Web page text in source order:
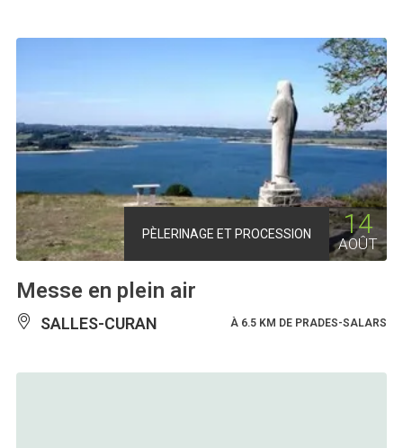
PÈLERINAGE ET PROCESSION 14
AOÛT
Messe en plein air
SALLES-CURAN À 6.5 KM DE PRADES-SALARS